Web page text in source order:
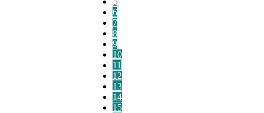
6
7
8
9
10
11
12
13
14
15